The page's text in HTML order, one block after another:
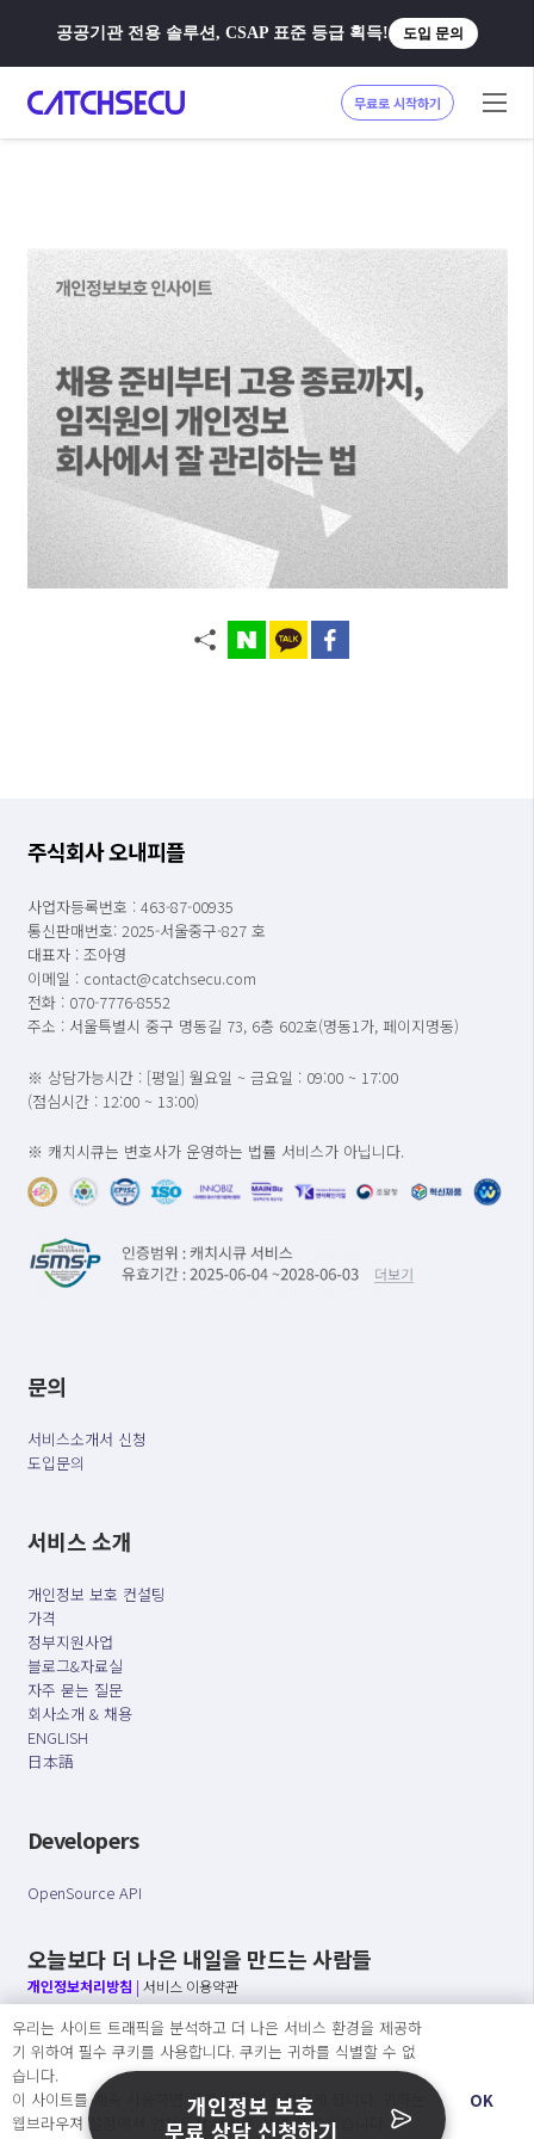
공공기관 전용 솔루션, CSAP 표준 등급 획득! 도입 문의
무료로 시작하기
주식회사 오내피플
사업자등록번호 : 463-87-00935
통신판매번호: 2025-서울중구-827 호
대표자 : 조아영
이메일 : contact@catchsecu.com
전화 : 070-7776-8552
주소 : 서울특별시 중구 명동길 73, 6층 602호(명동1가, 페이지명동)
※ 상담가능시간 : [평일] 월요일 ~ 금요일 : 09:00 ~ 17:00
(점심시간 : 12:00 ~ 13:00)
※ 캐치시큐는 변호사가 운영하는 법률 서비스가 아닙니다.
문의
서비스소개서 신청
도입문의
서비스 소개
개인정보 보호 컨설팅
가격
정부지원사업
블로그&자료실
자주 묻는 질문
회사소개 & 채용
ENGLISH
日本語
Developers
OpenSource API
오늘보다 더 나은 내일을 만드는 사람들
개인정보처리방침 | 서비스 이용약관
○ 개인정보보호 컴플라이언스를 선도하겠습니다.
○ 정보주체의 권리를 보장하겠습니다.
○ 기업의 개인정보보호를 위한 효율적 관리를 보장하겠습니다.
우리는 사이트 트래픽을 분석하고 더 나은 서비스 환경을 제공하
기 위하여 필수 쿠키를 사용합니다. 쿠키는 귀하를 식별할 수 없
습니다.
이 사이트를 계속 사용하면 쿠키 사용에 동의하게 됩니다. 귀하는
웹브라우져 설정에서 언제든지 쿠키를 삭제 할 수있습니다.
OK
개인정보 보호
무료 상담 신청하기